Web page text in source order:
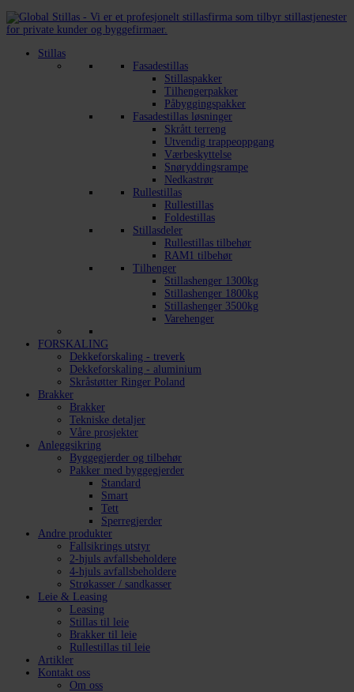
Stillas
Fasadestillas
Stillaspakker
Tilhengerpakker
Påbyggingspakker
Fasadestillas løsninger
Skrått terreng
Utvendig trappeoppgang
Værbeskyttelse
Snøryddingsrampe
Nedkastrør
Rullestillas
Rullestillas
Foldestillas
Stillasdeler
Rullestillas tilbehør
RAM1 tilbehør
Tilhenger
Stillashenger 1300kg
Stillashenger 1800kg
Stillashenger 3500kg
Varehenger
FORSKALING
Dekkeforskaling - treverk
Dekkeforskaling - aluminium
Skråstøtter Ringer Poland
Brakker
Brakker
Tekniske detaljer
Våre prosjekter
Anleggsikring
Byggegjerder og tilbehør
Pakker med byggegjerder
Standard
Smart
Tett
Sperregjerder
Andre produkter
Fallsikrings utstyr
2-hjuls avfallsbeholdere
4-hjuls avfallsbeholdere
Strøkasser / sandkasser
Leie & Leasing
Leasing
Stillas til leie
Brakker til leie
Rullestillas til leie
Artikler
Kontakt oss
Om oss